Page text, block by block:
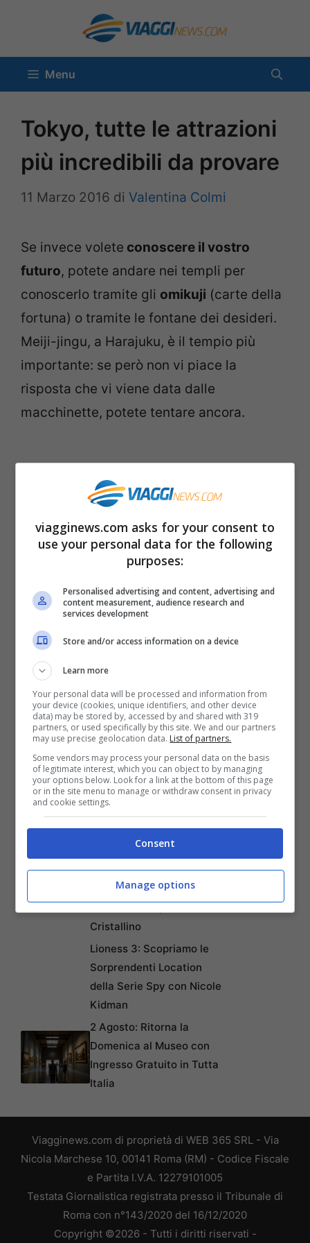
contenuto
Menu
Tokyo, tutte le attrazioni
più incredibili da provare
11 Marzo 2016 di Valentina Colmi
Se invece volete conoscere il vostro
futuro, potete andare nei templi per
conoscerlo tramite gli omikuji (carte della
fortuna) o tramite le fontane dei desideri.
Meiji-jingu, a Harajuku, è il tempio più
importante: se però non vi piace la
risposta che vi viene data dalle
macchinette, potete tentare ancora.
2 3 4 5
Articoli recenti
Ecco i 10 Paesi Migliori per
Trasferirsi e Lavorare da
Remoto secondo la Nuova
Napoli tra le Top 10 Città
Mondiali per il Workcation
2026: Cultura, Cibo e
Trasporti Efficiente la
Italiana
Puentedey: Il Borgo di
Pietra Sospeso sul
Leggendario Ponte di Dio
nel Nord della Spagna
Sveti Klement: L’Isola
Adriatica dove la Natura
Cristallino
Lioness 3: Scopriamo le
Sorprendenti Location
della Serie Spy con Nicole
Kidman
2 Agosto: Ritorna la
Domenica al Museo con
Ingresso Gratuito in Tutta
Italia
Viagginews.com di proprietà di WEB 365 SRL - Via
Nicola Marchese 10, 00141 Roma (RM) - Codice Fiscale
e Partita I.V.A. 12279101005
Testata Giornalistica registrata presso il Tribunale di
Roma con n°143/2020 del 16/12/2020
Copyright ©2026 - Tutti i diritti riservati -
viagginews.com asks for your consent to
use your personal data for the following
purposes:
Personalised advertising and content, advertising and
content measurement, audience research and
services development
Store and/or access information on a device
Learn more
Your personal data will be processed and information from
your device (cookies, unique identifiers, and other device
data) may be stored by, accessed by and shared with 319
partners, or used specifically by this site. We and our partners
may use precise geolocation data. List of partners.
Some vendors may process your personal data on the basis
of legitimate interest, which you can object to by managing
your options below. Look for a link at the bottom of this page
or in the site menu to manage or withdraw consent in privacy
and cookie settings.
Consent
Manage options